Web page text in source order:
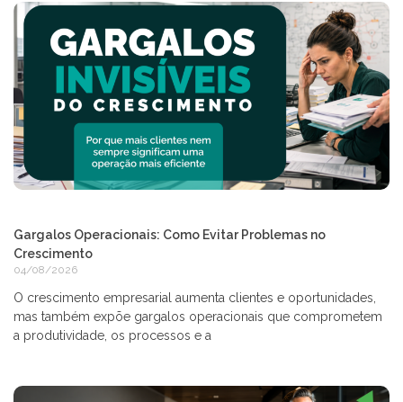
Gargalos Operacionais: Como Evitar Problemas no
Crescimento
04/08/2026
O crescimento empresarial aumenta clientes e oportunidades,
mas também expõe gargalos operacionais que comprometem
a produtividade, os processos e a